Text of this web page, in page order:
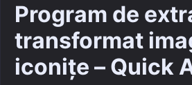
Program de
transformat
iconițe – Quick